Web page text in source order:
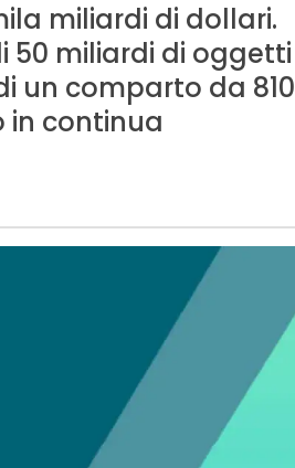
miliardi di dollari.
50 miliardi di oggetti
un comparto da 810
in continua